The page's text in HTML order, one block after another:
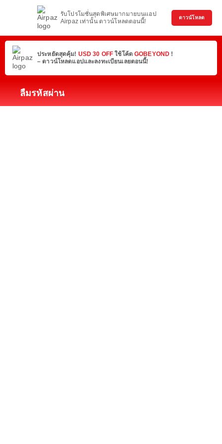
รับโปรโมชั่นสุดพิเศษมากมายบนแอป
Airpaz เท่านั้น ดาวน์โหลดตอนนี้!
ดาวน์โหลด
ประหยัดสุดคุ้ม! USD 30 OFFใช้โค้ดGOBEYOND !
– ดาวน์โหลดแอปและลงทะเบียนเลยตอนนี้!
ลืมรหัสผ่าน